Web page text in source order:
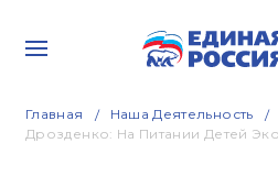
Главная Наша Деятельность
Дрозденко: На Питании Детей